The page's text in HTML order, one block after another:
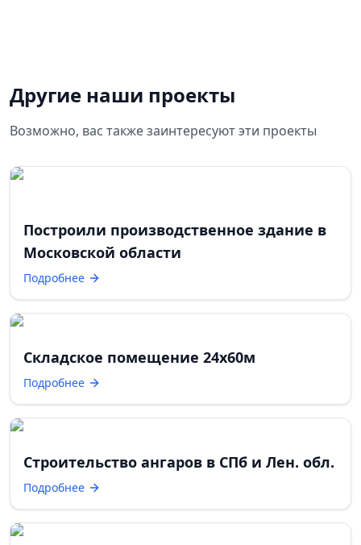
Другие наши проекты
Возможно, вас также заинтересуют эти проекты
Построили производственное здание в
Московской области
Подробнее
Складское помещение 24х60м
Подробнее
Строительство ангаров в СПб и Лен. обл.
Подробнее